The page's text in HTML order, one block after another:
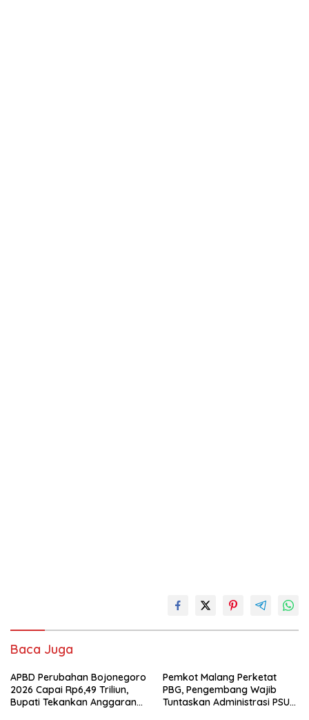
Baca Juga
APBD Perubahan Bojonegoro
2026 Capai Rp6,49 Triliun,
Bupati Tekankan Anggaran
Pemkot Malang Perketat
PBG, Pengembang Wajib
Tuntaskan Administrasi PSU